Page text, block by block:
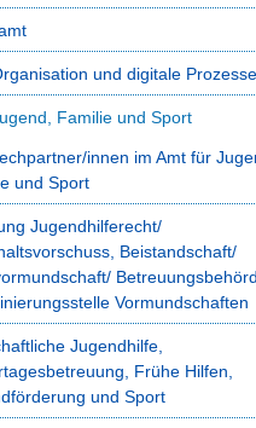
und digitale Prozesse
Familie und Sport
innen im Amt für
und Sport
Jugendhilferecht/
Beistandschaft/
Vormundschaften
Jugendhilfe,
Frühe Hilfen,
und Sport